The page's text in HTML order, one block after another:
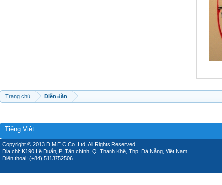
Trang chủ Diễn đàn
Tiếng Việt
Copyright © 2013 D.M.E.C Co.,Ltd, All Rights Reserved.
Địa chỉ: K190 Lê Duẩn, P. Tân chính, Q. Thanh Khê, Thp. Đà Nẵng, Việt Nam.
Điện thoại: (+84) 5113752506